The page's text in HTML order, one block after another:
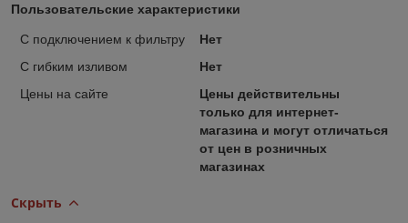
Пользовательские характеристики
C подключением к фильтру
Нет
С гибким изливом
Нет
Цены на сайте
Цены действительны
только для интернет-
магазина и могут отличаться
от цен в розничных
магазинах
Скрыть